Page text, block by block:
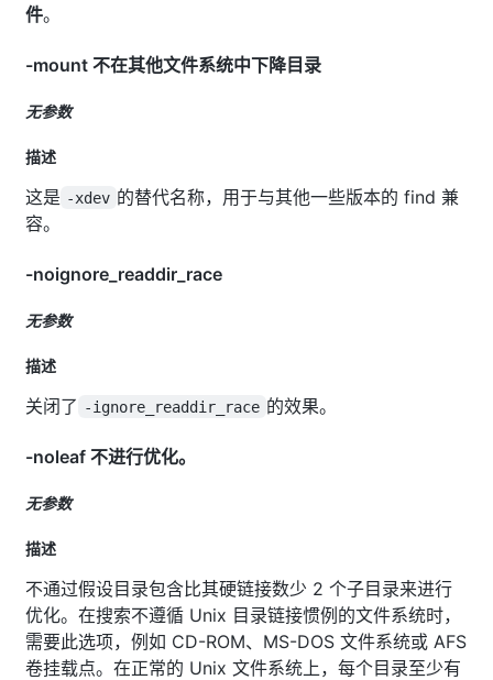
件。
-mount 不在其他文件系统中下降目录
无参数
描述
这是 -xdev 的替代名称，用于与其他一些版本的 find 兼
容。
-noignore_readdir_race
无参数
描述
关闭了 -ignore_readdir_race 的效果。
-noleaf 不进行优化。
无参数
描述
不通过假设目录包含比其硬链接数少 2 个子目录来进行
优化。在搜索不遵循 Unix 目录链接惯例的文件系统时，
需要此选项，例如 CD-ROM、MS-DOS 文件系统或 AFS
卷挂载点。在正常的 Unix 文件系统上，每个目录至少有